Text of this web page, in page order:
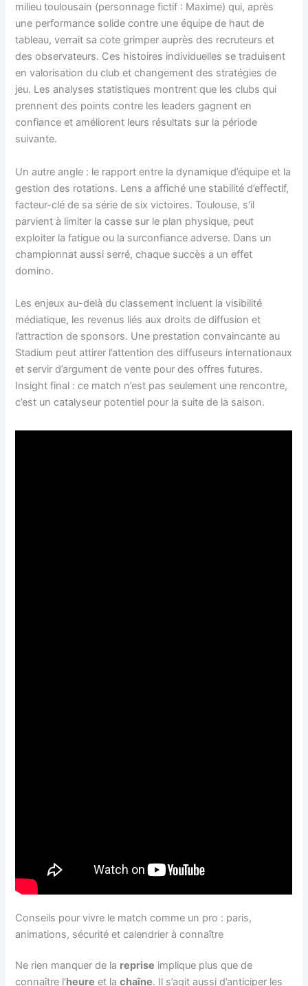
milieu toulousain (personnage fictif : Maxime) qui, après
une performance solide contre une équipe de haut de
tableau, verrait sa cote grimper auprès des recruteurs et
des observateurs. Ces histoires individuelles se traduisent
en valorisation du club et changement des stratégies de
jeu. Les analyses statistiques montrent que les clubs qui
prennent des points contre les leaders gagnent en
confiance et améliorent leurs résultats sur la période
suivante.
Un autre angle : le rapport entre la dynamique d’équipe et la
gestion des rotations. Lens a affiché une stabilité d’effectif,
facteur-clé de sa série de six victoires. Toulouse, s’il
parvient à limiter la casse sur le plan physique, peut
exploiter la fatigue ou la surconfiance adverse. Dans un
championnat aussi serré, chaque succès a un effet
domino.
Les enjeux au-delà du classement incluent la visibilité
médiatique, les revenus liés aux droits de diffusion et
l’attraction de sponsors. Une prestation convaincante au
Stadium peut attirer l’attention des diffuseurs internationaux
et servir d’argument de vente pour des offres futures.
Insight final : ce match n’est pas seulement une rencontre,
c’est un catalyseur potentiel pour la suite de la saison.
Conseils pour vivre le match comme un pro : paris,
animations, sécurité et calendrier à connaître
Ne rien manquer de la reprise implique plus que de
connaître l’heure et lachaîne. Il s’agit aussi d’anticiper les